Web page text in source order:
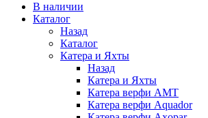
В наличии
Каталог
Назад
Каталог
Катера и Яхты
Назад
Катера и Яхты
Катера верфи AMT
Катера верфи Aquador